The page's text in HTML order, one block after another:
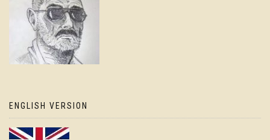
ENGLISH VERSION